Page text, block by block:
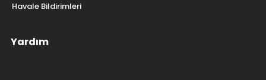
Havale Bildirimleri
Yardım